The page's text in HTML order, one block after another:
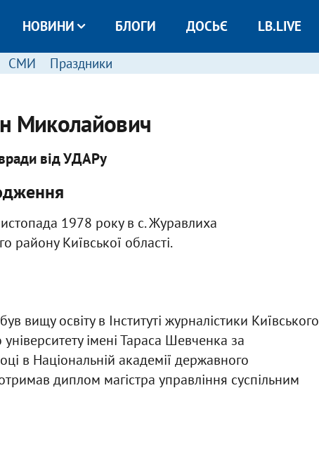
НОВИНИ БЛОГИ ДОСЬЄ LB.LIVE
СМИ Праздники
Миколайович
від УДАРу
1978 року в с. Журавлиха
району Київської області.
вищу освіту в Інституті журналістики Київського
імені Тараса Шевченка за
в Національній академії державного
диплом магістра управління суспільним